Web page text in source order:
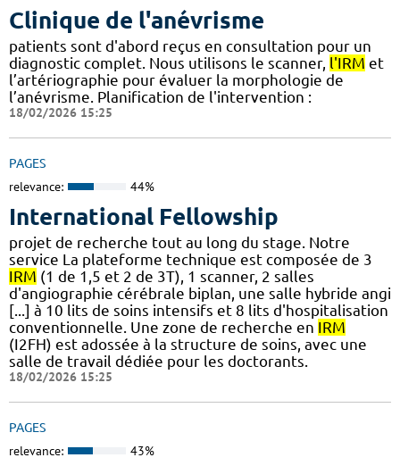
Clinique de l'anévrisme
patients sont d'abord reçus en consultation pour un
diagnostic complet. Nous utilisons le scanner, l'IRM et
l’artériographie pour évaluer la morphologie de
l’anévrisme. Planification de l'intervention :
18/02/2026 15:25
PAGES
relevance: 44%
International Fellowship
projet de recherche tout au long du stage. Notre
service La plateforme technique est composée de 3
IRM (1 de 1,5 et 2 de 3T), 1 scanner, 2 salles
d'angiographie cérébrale biplan, une salle hybride angi
[...] à 10 lits de soins intensifs et 8 lits d'hospitalisation
conventionnelle. Une zone de recherche en IRM
(I2FH) est adossée à la structure de soins, avec une
salle de travail dédiée pour les doctorants.
18/02/2026 15:25
PAGES
relevance: 43%